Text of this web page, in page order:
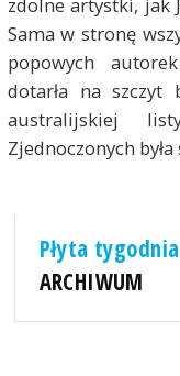
Sama w stronę
popowych
dotarła na szczyt
australijskiej
Zjednoczonych
Płyta tygodnia
ARCHIWUM